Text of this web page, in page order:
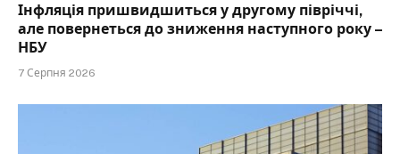
Інфляція пришвидшиться у другому півріччі,
але повернеться до зниження наступного року –
НБУ
7 Серпня 2026